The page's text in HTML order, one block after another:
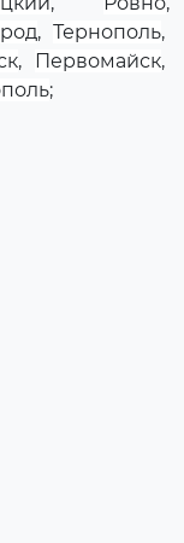
, Тернополь,
, Первомайск,
;